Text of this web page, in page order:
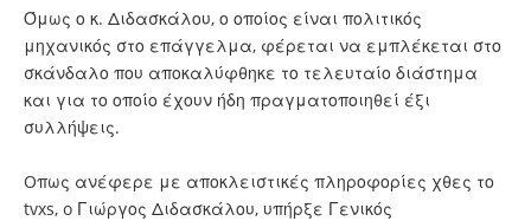
Όμως ο κ. Διδασκάλου, ο οποίος είναι πολιτικός
μηχανικός στο επάγγελμα, φέρεται να εμπλέκεται στο
σκάνδαλο που αποκαλύφθηκε το τελευταίο διάστημα
και για το οποίο έχουν ήδη πραγματοποιηθεί έξι
συλλήψεις.
Oπως ανέφερε με αποκλειστικές πληροφορίες χθες το
tvxs, o Γιώργος Διδασκάλου, υπήρξε Γενικός